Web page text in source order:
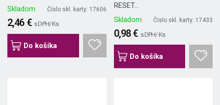
Skladom Číslo skl. karty: 17606
2,46 € s DPH/ Ks
Do košíka
RESET...
Skladom Číslo skl. karty: 17433
0,98 € s DPH/ Ks
Do košíka